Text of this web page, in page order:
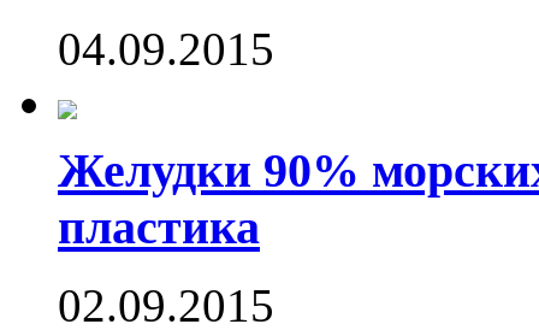
04.09.2015
Желудки 90%
пластика
02.09.2015